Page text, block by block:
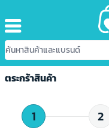
ตระกร้าสินค้า
1 2